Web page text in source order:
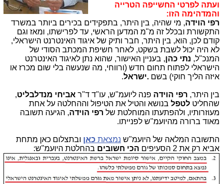
ועתה לפרטי החשייפה הטרייה
והמדהימה הזו:
רפי הוידה, מי שהיה, בין היתר, בתפקידים בכירים ביותר במשרד
התקשורת ובכלל זה מ"מ המדען הראשי, עד לפרישתו, ומאז וגם
קודם לכן, הוא, בין היתר, חבר ותיק של איגוד האינטרנט הישראלי,
לא היה יכול לשבת בשקט, לאחר חשיפת המכתב הסודי של
המנכ"ל, נתי כהן, בעניין האישור, שהוא נתן לאיגוד האינטרנט
הישראלי לפתוח תחום חדש (ורווחי, מה שנעשה בלי שום מכרז או
איזה הליך חוקי) בשם .ישראל.
בין היתר, רפי הוידה פנה ליועמ"ש, עו"ד ד"ר אביחי מנדלבליט,
שהחליט לטפל בנושא והטיל את הטיפול וההחלטה על אחת
מעוזרותיו, ולהפתעתו המוחלטת של רפי הוידה, הגיעה תשובה
מאוד ברורה מהיועמ"ש לפנייתו.
התשובה המלאה של היועמ"ש נמצאת כאן ובתצלום כאן מתחת
אביא רק את 2 הסעיפים
הכי חשובים בהחלטת היועמ"ש: